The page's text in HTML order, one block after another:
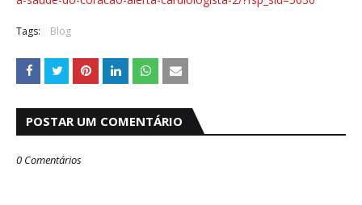
Tags: Blog
POSTAR UM COMENTÁRIO
0 Comentários